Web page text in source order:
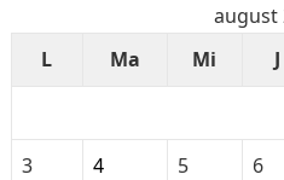
august
L
Ma Mi J
3
4 5 6